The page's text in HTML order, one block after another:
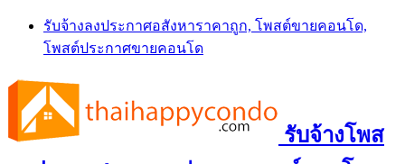
Skip
content
รับจ้างลงประกาศอสังหาราคาถูก, โพสต์ขายคอนโด,
โพสต์ประกาศขายคอนโด
รับจ้างโพส